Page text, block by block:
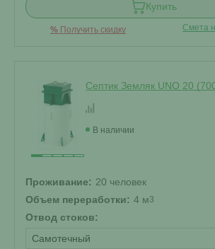
Купить
% Получить скидку Смета
Септик Земляк UNO 20
В наличии
Проживание: 20 человек
Объем переработки: 4 м3
Отвод стоков:
Самотечный